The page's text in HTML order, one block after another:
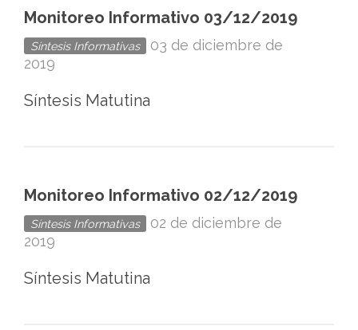
Monitoreo Informativo 03/12/2019
Síntesis Informativas
03 de diciembre de
2019
Síntesis Matutina
Monitoreo Informativo 02/12/2019
Síntesis Informativas
02 de diciembre de
2019
Síntesis Matutina